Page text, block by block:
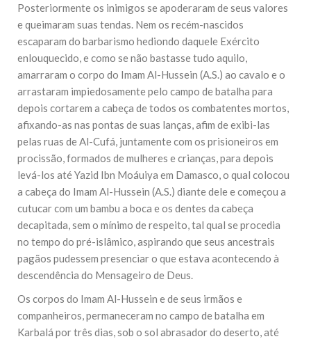
Posteriormente os inimigos se apoderaram de seus valores
e queimaram suas tendas. Nem os recém-nascidos
escaparam do barbarismo hediondo daquele Exército
enlouquecido, e como se não bastasse tudo aquilo,
amarraram o corpo do Imam Al-Hussein (A.S.) ao cavalo e o
arrastaram impiedosamente pelo campo de batalha para
depois cortarem a cabeça de todos os combatentes mortos,
afixando-as nas pontas de suas lanças, afim de exibi-las
pelas ruas de Al-Cufá, juntamente com os prisioneiros em
procissão, formados de mulheres e crianças, para depois
levá-los até Yazid Ibn Moáuiya em Damasco, o qual colocou
a cabeça do Imam Al-Hussein (A.S.) diante dele e começou a
cutucar com um bambu a boca e os dentes da cabeça
decapitada, sem o mínimo de respeito, tal qual se procedia
no tempo do pré-islâmico, aspirando que seus ancestrais
pagãos pudessem presenciar o que estava acontecendo à
descendência do Mensageiro de Deus.
Os corpos do Imam Al-Hussein e de seus irmãos e
companheiros, permaneceram no campo de batalha em
Karbalá por três dias, sob o sol abrasador do deserto, até